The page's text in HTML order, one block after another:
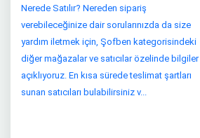
Nerede Satılır? Nereden sipariş
verebileceğinize dair sorularınızda da size
yardım iletmek için, Şofben kategorisindeki
diğer mağazalar ve satıcılar özelinde bilgiler
açıklıyoruz. En kısa sürede teslimat şartları
sunan satıcıları bulabilirsiniz v...